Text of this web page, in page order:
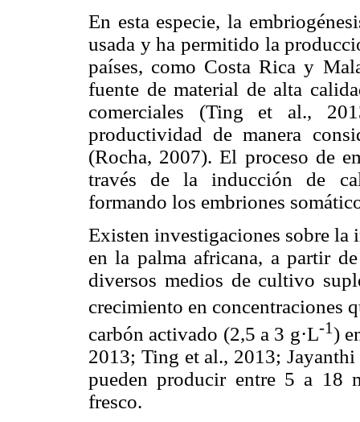
En esta especie, la
usada y ha permitido la
países, como Costa Rica y
fuente de material de alta
comerciales (Ting et al.,
productividad de manera
(Rocha, 2007). El proceso de
través de la inducción de
formando los embriones
Existen investigaciones sobre la
en la palma africana, a partir
diversos medios de cultivo
crecimiento en concentraciones
carbón activado (2,5 a 3 g·L-1)
2013; Ting et al., 2013;
pueden producir entre 5 a 18
fresco.